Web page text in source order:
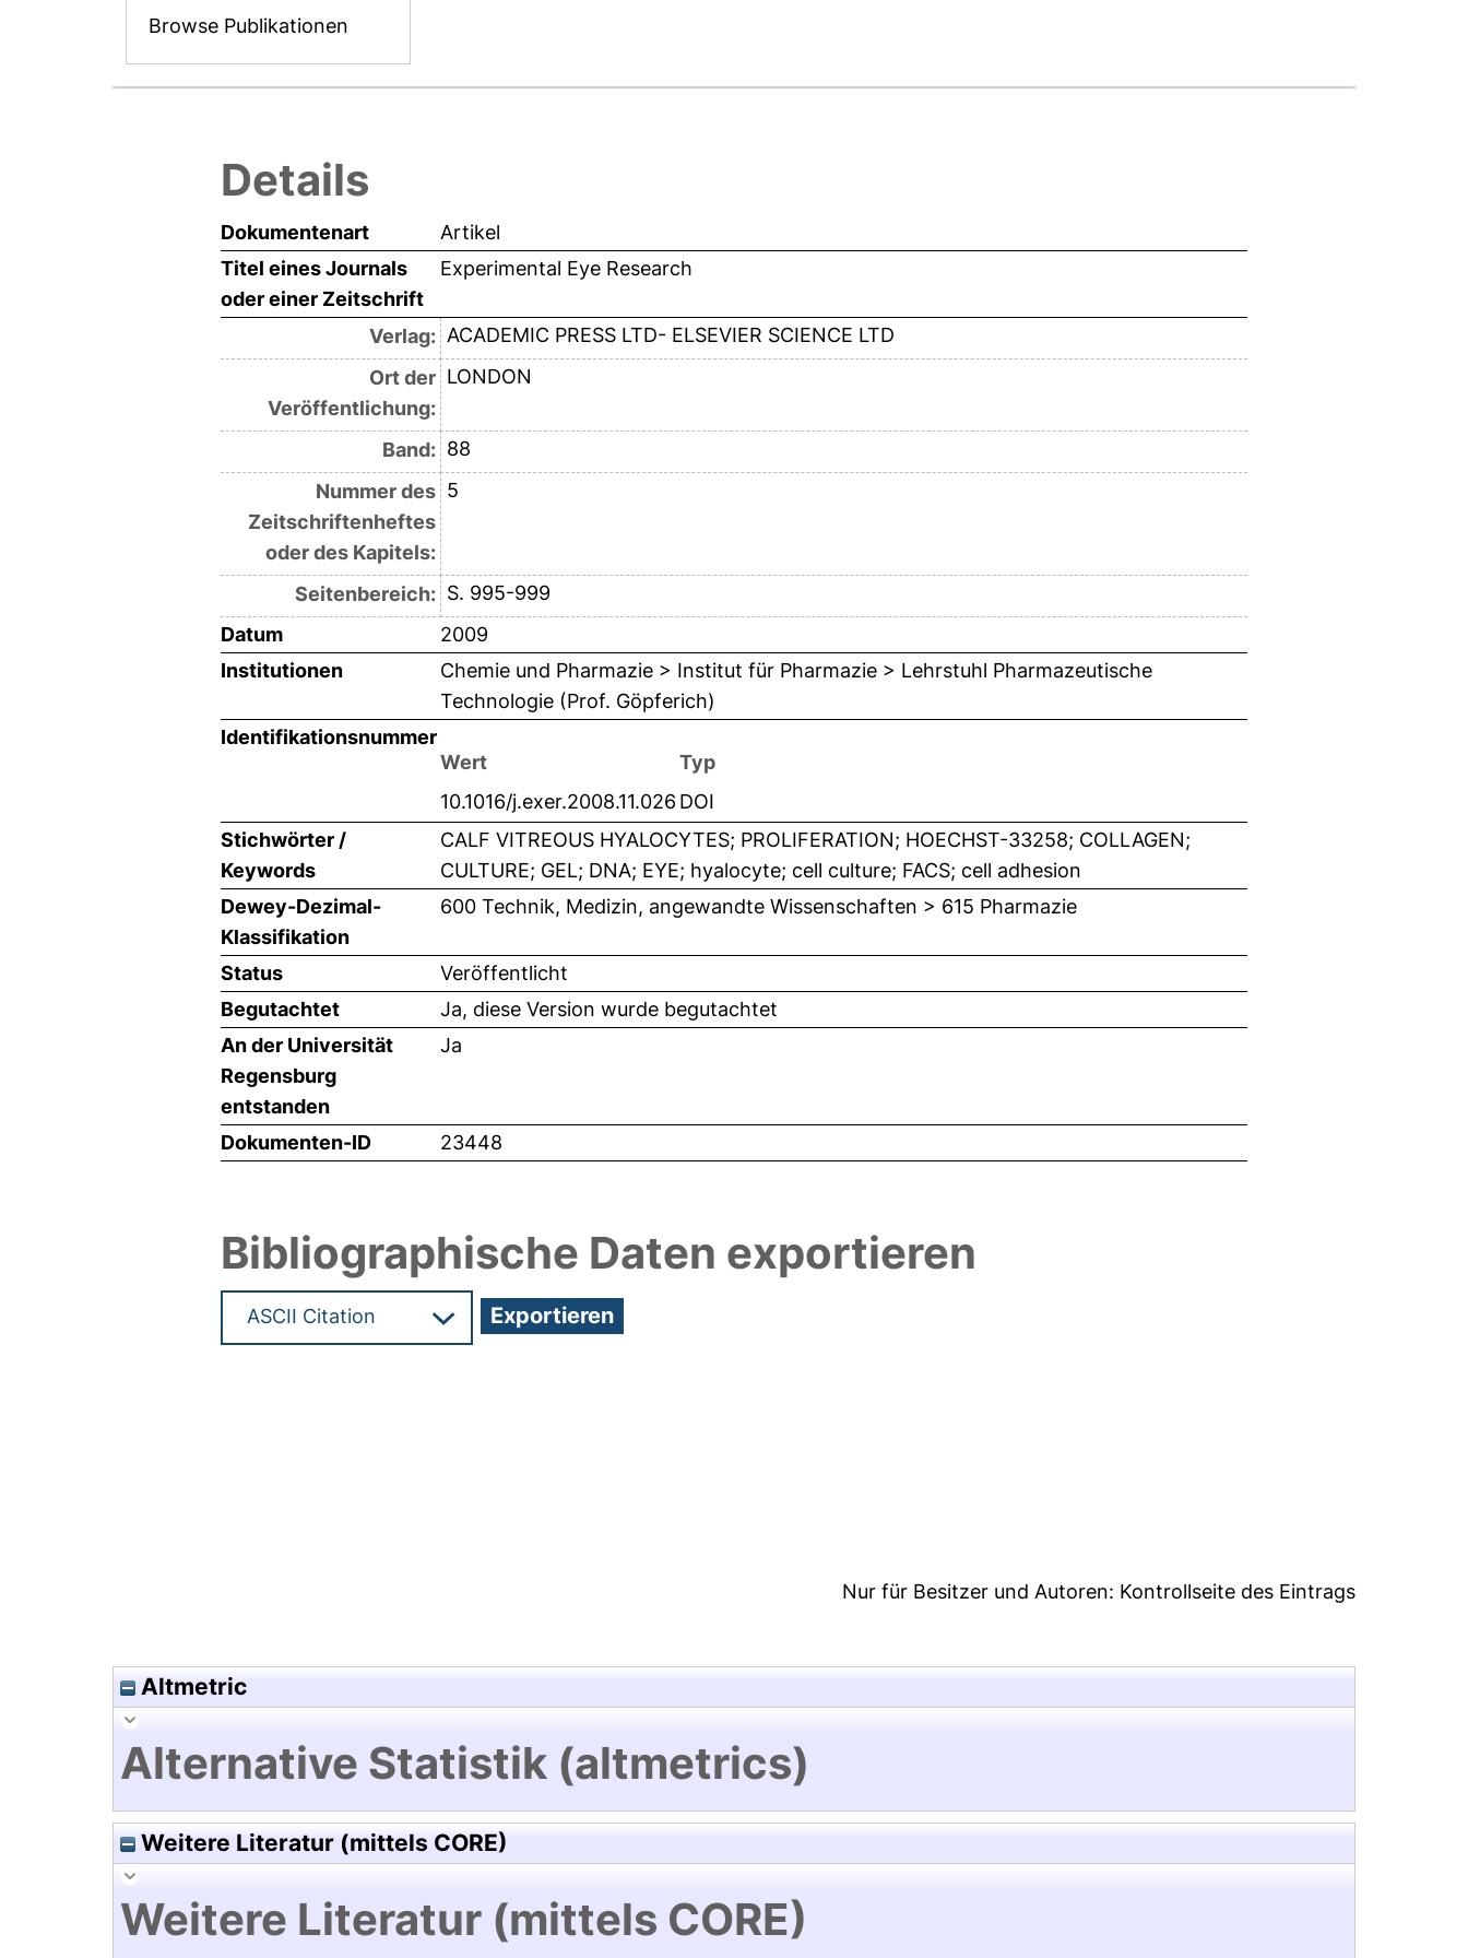
Browse Publikationen
Details
Dokumentenart
Artikel
Titel eines Journals
oder einer Zeitschrift
Experimental Eye Research
Verlag: ACADEMIC PRESS LTD- ELSEVIER SCIENCE LTD
Ort der
Veröffentlichung:
LONDON
Band: 88
Nummer des
Zeitschriftenheftes
oder des Kapitels:
5
Seitenbereich: S. 995-999
Datum
2009
Institutionen
Chemie und Pharmazie > Institut für Pharmazie > Lehrstuhl Pharmazeutische
Technologie (Prof. Göpferich)
Identifikationsnummer
Wert
Typ
10.1016/j.exer.2008.11.026 DOI
Stichwörter /
Keywords
CALF VITREOUS HYALOCYTES; PROLIFERATION; HOECHST-33258; COLLAGEN;
CULTURE; GEL; DNA; EYE; hyalocyte; cell culture; FACS; cell adhesion
Dewey-Dezimal-
Klassifikation
600 Technik, Medizin, angewandte Wissenschaften > 615 Pharmazie
Status
Veröffentlicht
Begutachtet
Ja, diese Version wurde begutachtet
An der Universität
Regensburg
entstanden
Ja
Dokumenten-ID 23448
Bibliographische Daten exportieren
Nur für Besitzer und Autoren: Kontrollseite des Eintrags
Altmetric
Alternative Statistik (altmetrics)
Weitere Literatur (mittels CORE)
Weitere Literatur (mittels CORE)